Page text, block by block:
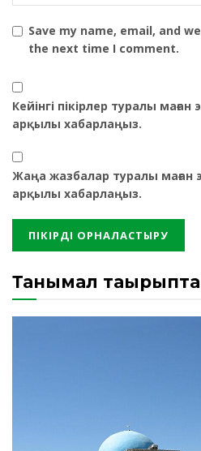
Save my name, email, and
the next time I comment.
Кейінгі пікірлер туралы
арқылы хабарлаңыз.
Жаңа жазбалар туралы маған
арқылы хабарлаңыз.
Танымал